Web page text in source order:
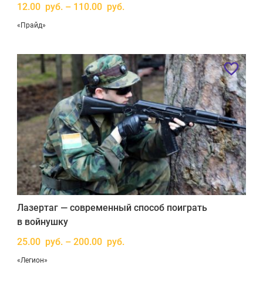
12.00 руб. – 110.00 руб.
«Прайд»
Лазертаг — современный способ поиграть
в войнушку
25.00 руб. – 200.00 руб.
«Легион»